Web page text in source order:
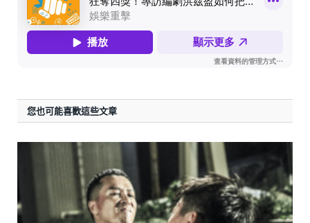
您也可能喜歡這些文章